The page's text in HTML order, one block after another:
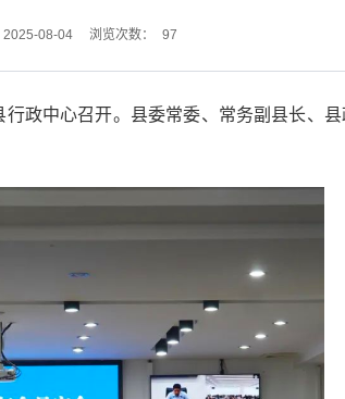
2025-08-04 浏览次数： 97
政中心召开。县委常委、常务副县长、